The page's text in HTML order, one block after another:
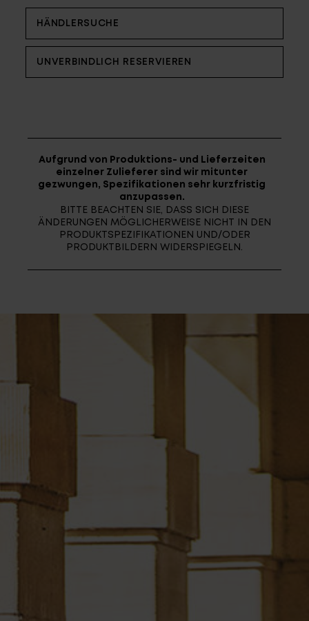
Jetzt zu unserem Newsletter anmelden
Karriere bei CENTURION
Händlersuche
Wir sind Qualität
HÄNDLERSUCHE
UNVERBINDLICH RESERVIEREN
Aufgrund von Produktions- und Lieferzeiten
einzelner Zulieferer sind wir mitunter
gezwungen, Spezifikationen sehr kurzfristig
anzupassen.
BITTE BEACHTEN SIE, DASS SICH DIESE
ÄNDERUNGEN MÖGLICHERWEISE NICHT IN DEN
PRODUKTSPEZIFIKATIONEN UND/ODER
PRODUKTBILDERN WIDERSPIEGELN.